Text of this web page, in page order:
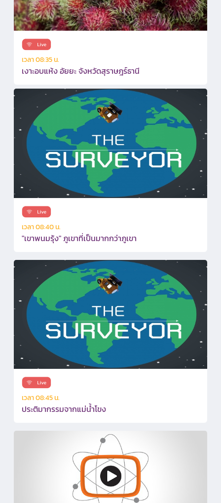
เวลา 08:35 น.
เงาะอบแห้ง อัยยะ จังหวัดสุราษฎร์ธานี
เวลา 08:40 น.
"เขาพนมรุ้ง" ภูเขาที่เป็นมากกว่าภูเขา
เวลา 08:45 น.
ประติมากรรมจากแม่น้ำโขง